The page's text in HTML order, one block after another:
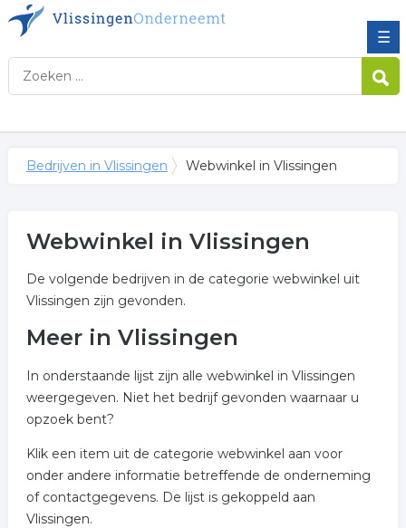
☰
Bedrijven in Vlissingen Webwinkel in Vlissingen
Webwinkel in Vlissingen
De volgende bedrijven in de categorie webwinkel uit
Vlissingen zijn gevonden.
Meer in Vlissingen
In onderstaande lijst zijn alle webwinkel in Vlissingen
weergegeven. Niet het bedrijf gevonden waarnaar u
opzoek bent?
Klik een item uit de categorie webwinkel aan voor
onder andere informatie betreffende de onderneming
of contactgegevens. De lijst is gekoppeld aan
Vlissingen.